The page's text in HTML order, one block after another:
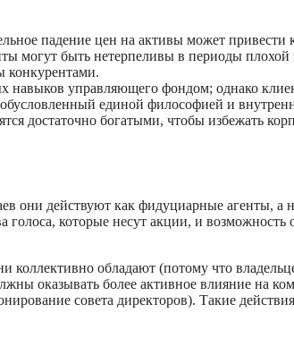
падение цен на активы может привести
могут быть нетерпеливы в периоды плохой
конкурентами.
управляющего фондом; однако
единой философией и
достаточно богатыми, чтобы избежать
они действуют как фидуциарные агенты,
которые несут акции, и возможность
коллективно обладают (потому что
оказывать более активное влияние на
совета директоров). Такие